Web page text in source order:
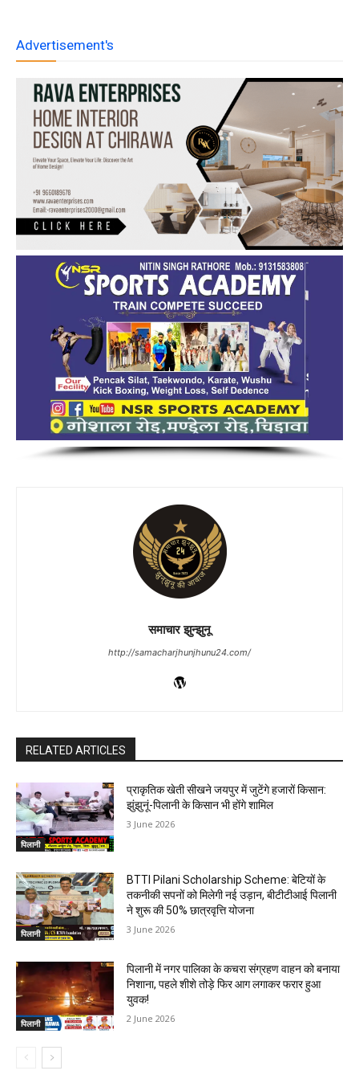
Advertisement's
समाचार झुन्झुनू
http://samacharjhunjhunu24.com/
RELATED ARTICLES
पिलानी
प्राकृतिक खेती सीखने जयपुर में जुटेंगे हजारों किसान:
झुंझुनूं-पिलानी के किसान भी होंगे शामिल
3 June 2026
पिलानी
BTTI Pilani Scholarship Scheme: बेटियों के
तकनीकी सपनों को मिलेगी नई उड़ान, बीटीटीआई पिलानी
ने शुरू की 50% छात्रवृत्ति योजना
3 June 2026
पिलानी
पिलानी में नगर पालिका के कचरा संग्रहण वाहन को बनाया
निशाना, पहले शीशे तोड़े फिर आग लगाकर फरार हुआ
युवक!
2 June 2026